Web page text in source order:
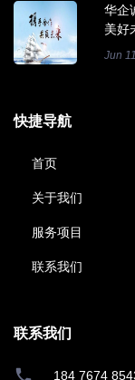
华企
美好
Jun
快捷导航
首页
关于我们
服务项目
联系我们
联系我们
184 7674